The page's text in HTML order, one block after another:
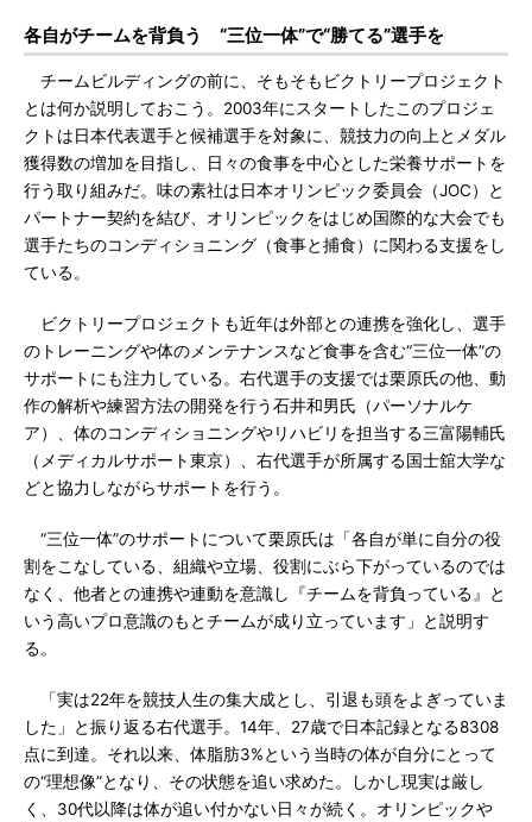
各自がチームを背負う “三位一体”で“勝てる”選手を
チームビルディングの前に、そもそもビクトリープロジェクト
とは何か説明しておこう。2003年にスタートしたこのプロジェ
クトは日本代表選手と候補選手を対象に、競技力の向上とメダル
獲得数の増加を目指し、日々の食事を中心とした栄養サポートを
行う取り組みだ。味の素社は日本オリンピック委員会（JOC）と
パートナー契約を結び、オリンピックをはじめ国際的な大会でも
選手たちのコンディショニング（食事と捕食）に関わる支援をし
ている。
ビクトリープロジェクトも近年は外部との連携を強化し、選手
のトレーニングや体のメンテナンスなど食事を含む“三位一体”の
サポートにも注力している。右代選手の支援では栗原氏の他、動
作の解析や練習方法の開発を行う石井和男氏（パーソナルケ
ア）、体のコンディショニングやリハビリを担当する三富陽輔氏
（メディカルサポート東京）、右代選手が所属する国士舘大学な
どと協力しながらサポートを行う。
“三位一体”のサポートについて栗原氏は「各自が単に自分の役
割をこなしている、組織や立場、役割にぶら下がっているのでは
なく、他者との連携や連動を意識し『チームを背負っている』と
いう高いプロ意識のもとチームが成り立っています」と説明す
る。
「実は22年を競技人生の集大成とし、引退も頭をよぎっていま
した」と振り返る右代選手。14年、27歳で日本記録となる8308
点に到達。それ以来、体脂肪3%という当時の体が自分にとって
の“理想像”となり、その状態を追い求めた。しかし現実は厳し
く、30代以降は体が追い付かない日々が続く。オリンピックや